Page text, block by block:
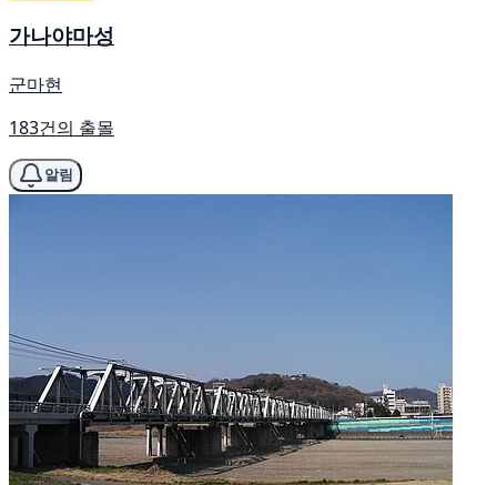
가나야마성
군마현
183건의 출몰
알림